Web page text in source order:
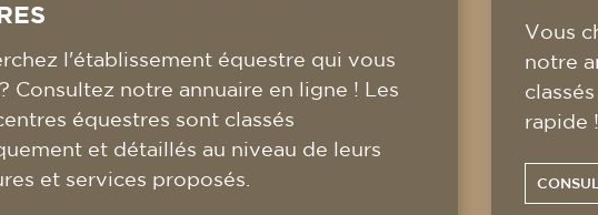
l'établissement équestre qui vous
Consultez notre annuaire en ligne ! Les
équestres sont classés
et détaillés au niveau de leurs
et services proposés.
Vous
notre
rapide !